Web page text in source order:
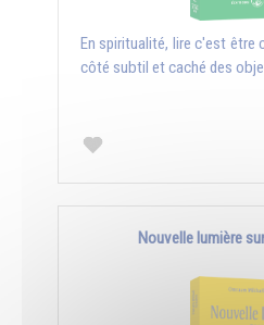
En spiritualité, lire c'est être
côté subtil et caché des
Nouvelle lumière